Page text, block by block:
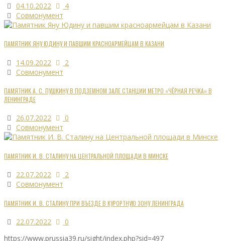
04.10.2022
4
Совмонумент
ПАМЯТНИК ЯНУ ЮДИНУ И ПАВШИМ КРАСНОАРМЕЙЦАМ В КАЗАНИ
14.09.2022
2
Совмонумент
ПАМЯТНИК А. С. ПУШКИНУ В ПОДЗЕМНОМ ЗАЛЕ СТАНЦИИ МЕТРО «ЧЁРНАЯ РЕЧКА» В
ЛЕНИНГРАДЕ
26.07.2022
0
Совмонумент
ПАМЯТНИК И. В. СТАЛИНУ НА ЦЕНТРАЛЬНОЙ ПЛОЩАДИ В МИНСКЕ
22.07.2022
2
Совмонумент
ПАМЯТНИК И. В. СТАЛИНУ ПРИ ВЪЕЗДЕ В КУРОРТНУЮ ЗОНУ ЛЕНИНГРАДА
22.07.2022
0
https://www.prussia39.ru/sight/index.php?sid=497